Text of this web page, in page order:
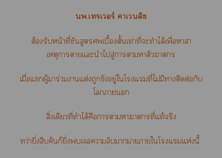
.เรเร์ าเดิช
ต้องรับหน้าที่ชันสูตรเบื้องตั้นเท่าที่ะทำได้เพื่อาา
เหตุาาแะนำไสู่าาาตัวา
เมื่อแผู้มาร่วมาแต่งถูกขังอยู่ใโแที่ไม่มีาติดต่อกับ
โา
สิ่งเดียวที่ทำได้คือาาาาที่แท้จริง
ทว่ายิ่งสืบค้นก็ยิ่งเาลับาาาใโแแห่งนี้